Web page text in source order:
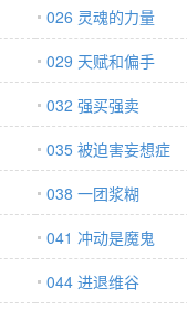
026 灵魂的力量
029 天赋和偏手
032 强买强卖
035 被迫害妄想症
038 一团浆糊
041 冲动是魔鬼
044 进退维谷